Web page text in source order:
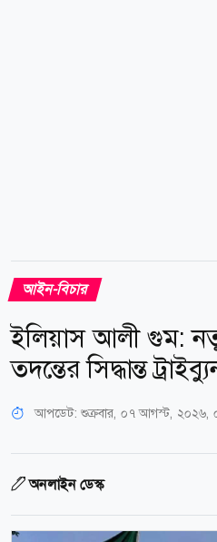
আইন-বিচার
ইলিয়াস আলী গুম:
তদন্তের সিদ্ধান্ত
আপডেট: শুক্রবার, ০৭ আগস্ট, ২০২৬,
অনলাইন ডেস্ক